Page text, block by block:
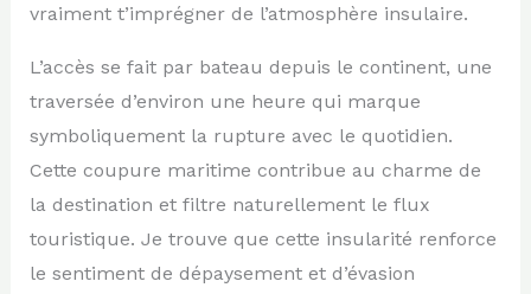
vraiment t’imprégner de l’atmosphère insulaire.
L’accès se fait par bateau depuis le continent, une
traversée d’environ une heure qui marque
symboliquement la rupture avec le quotidien.
Cette coupure maritime contribue au charme de
la destination et filtre naturellement le flux
touristique. Je trouve que cette insularité renforce
le sentiment de dépaysement et d’évasion